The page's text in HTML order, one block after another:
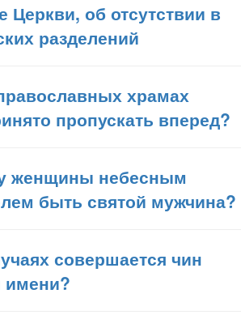
Церкви, об отсутствии в
разделений
храмах
пропускать вперед?
женщины небесным
быть святой мужчина?
совершается чин
имени?